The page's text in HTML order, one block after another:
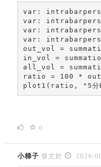
var:
var:
var:
var:
out_vol =
in_vol =
all_vol =
ratio = 100 *
plot1(ratio, "5分K_
0
小梯子 發文於 2026/